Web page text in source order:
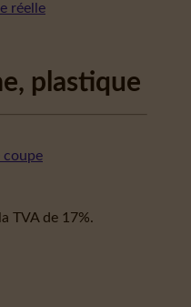
réelle
plastique
coupe
TVA de 17%.